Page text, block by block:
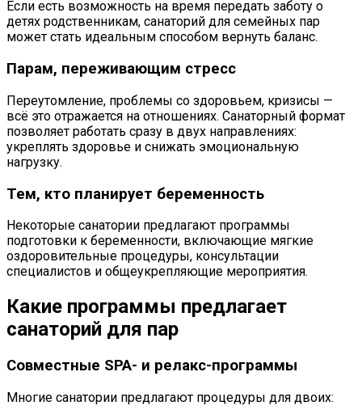
Если есть возможность на время передать заботу о
детях родственникам, санаторий для семейных пар
может стать идеальным способом вернуть баланс.
Парам, переживающим стресс
Переутомление, проблемы со здоровьем, кризисы —
всё это отражается на отношениях. Санаторный формат
позволяет работать сразу в двух направлениях:
укреплять здоровье и снижать эмоциональную
нагрузку.
Тем, кто планирует беременность
Некоторые санатории предлагают программы
подготовки к беременности, включающие мягкие
оздоровительные процедуры, консультации
специалистов и общеукрепляющие мероприятия.
Какие программы предлагает
санаторий для пар
Совместные SPA- и релакс-программы
Многие санатории предлагают процедуры для двоих: